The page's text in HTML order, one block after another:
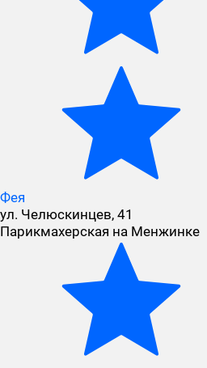
Фея
ул. Челюскинцев, 41
Парикмахерская на Менжинке